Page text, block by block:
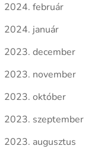
2024. február
2024. január
2023. december
2023. november
2023. október
2023. szeptember
2023. augusztus